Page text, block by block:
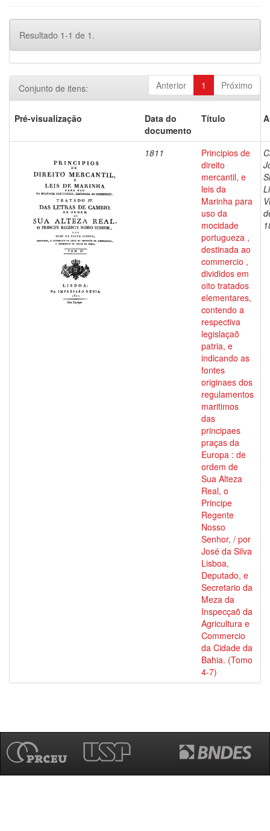
Resultado 1-1 de 1.
Anterior 1 Próximo
Conjunto de itens:
Pré-visualização
Data do
documento
Título
1811
Principios de
direito
mercantil, e
leis da
Marinha para
uso da
mocidade
portugueza ,
destinada ao
commercio ,
divididos em
oito tratados
elementares,
contendo a
respectiva
legislaçaõ
patria, e
indicando as
fontes
originaes dos
regulamentos
maritimos
das
principaes
praças da
Europa : de
ordem de
Sua Alteza
Real, o
Principe
Regente
Nosso
Senhor, / por
José da Silva
Lisboa,
Deputado, e
Secretario da
Meza da
Inspecçaõ da
Agricultura e
Commercio
da Cidade da
Bahia. (Tomo
4-7)